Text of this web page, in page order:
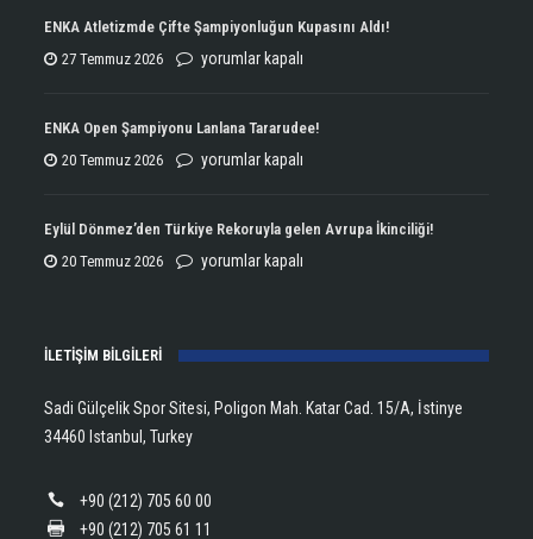
ENKA Atletizmde Çifte Şampiyonluğun Kupasını Aldı!
27 Temmuz 2026
ENKA
Çifte
Şampiyonluğun
yorumlar kapalı
ENKA Open Şampiyonu Lanlana Tararudee!
20 Temmuz 2026
ENKA
Şampiyonu
Lanlana
yorumlar kapalı
Eylül Dönmez’den Türkiye Rekoruyla gelen Avrupa İkinciliği!
20 Temmuz 2026
Eylül
Rekoruyla
Avrupa
yorumlar kapalı
İLETİŞİM BİLGİLERİ
Sadi Gülçelik Spor Sitesi, Poligon Mah. Katar Cad. 15/A, İstinye
34460 Istanbul, Turkey
+90 (212) 705 60 00
+90 (212) 705 61 11